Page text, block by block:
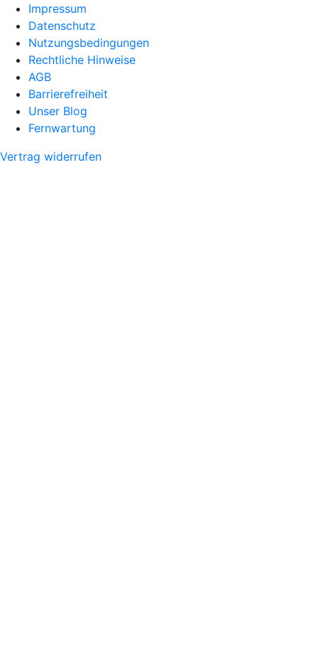
Impressum
Datenschutz
Nutzungsbedingungen
Rechtliche Hinweise
AGB
Barrierefreiheit
Unser Blog
Fernwartung
Vertrag widerrufen